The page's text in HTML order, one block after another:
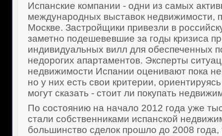
Испанские компании - одни из самых
международных выставок недвижимости,
Москве. Застройщики привезли в
заметно подешевевшие за годы кризиса
индивидуальных вилл для обеспеченных
недорогих апартаментов. Эксперты
недвижимости Испании оценивают пока
но у них есть свои критерии,
могут сказать - стоит ли покупать
По состоянию на начало 2012 года уже
стали собственниками испанской
большинство сделок прошло до 2008 года,